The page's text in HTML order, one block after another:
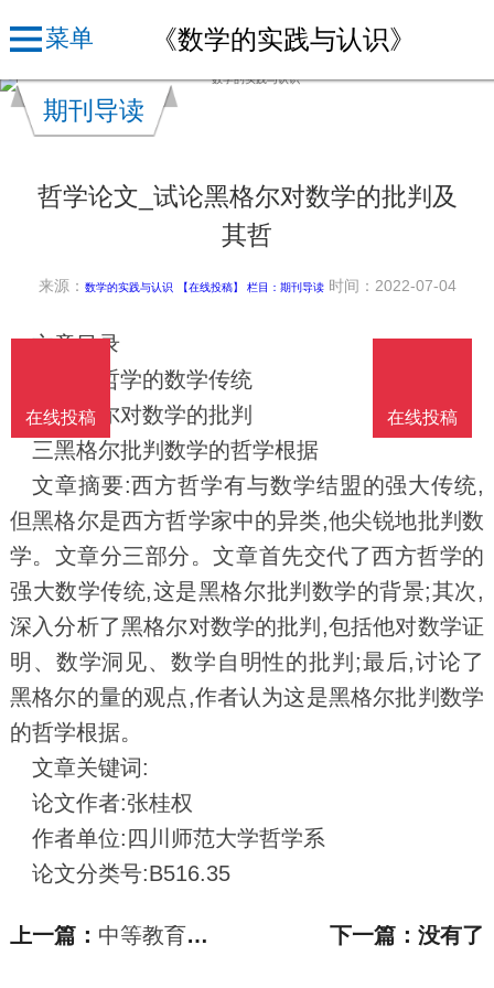
菜单 《数学的实践与认识》
期刊导读
哲学论文_试论黑格尔对数学的批判及
其哲
来源： 数学的实践与认识 【在线投稿】 栏目： 期刊导读时间：2022-07-04
文章目录
一西方哲学的数学传统
二黑格尔对数学的批判
三黑格尔批判数学的哲学根据
文章摘要:西方哲学有与数学结盟的强大传统,
但黑格尔是西方哲学家中的异类,他尖锐地批判数
学。文章分三部分。文章首先交代了西方哲学的
强大数学传统,这是黑格尔批判数学的背景;其次,
深入分析了黑格尔对数学的批判,包括他对数学证
明、数学洞见、数学自明性的批判;最后,讨论了
黑格尔的量的观点,作者认为这是黑格尔批判数学
的哲学根据。
文章关键词:
论文作者:张桂权
作者单位:四川师范大学哲学系
论文分类号:B516.35
上一篇： 中等教育论文_走向学科育人：“做数学” 下一篇：没有了
在线投稿
在线投稿